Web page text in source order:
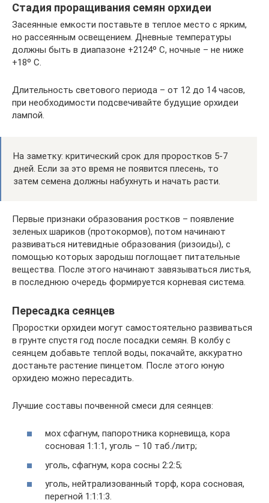
Стадия проращивания семян орхидеи
Засеянные емкости поставьте в теплое место с ярким,
но рассеянным освещением. Дневные температуры
должны быть в диапазоне +2124º C, ночные – не ниже
+18º C.
Длительность светового периода – от 12 до 14 часов,
при необходимости подсвечивайте будущие орхидеи
лампой.
На заметку: критический срок для проростков 5-7
дней. Если за это время не появится плесень, то
затем семена должны набухнуть и начать расти.
Первые признаки образования ростков – появление
зеленых шариков (протокормов), потом начинают
развиваться нитевидные образования (ризоиды), с
помощью которых зародыш поглощает питательные
вещества. После этого начинают завязываться листья,
в последнюю очередь формируется корневая система.
Пересадка сеянцев
Проростки орхидеи могут самостоятельно развиваться
в грунте спустя год после посадки семян. В колбу с
сеянцем добавьте теплой воды, покачайте, аккуратно
достаньте растение пинцетом. После этого юную
орхидею можно пересадить.
Лучшие составы почвенной смеси для сеянцев:
мох сфагнум, папоротника корневища, кора
сосновая 1:1:1, уголь – 10 таб./литр;
уголь, сфагнум, кора сосны 2:2:5;
уголь, нейтрализованный торф, кора сосновая,
перегной 1:1:1:3.